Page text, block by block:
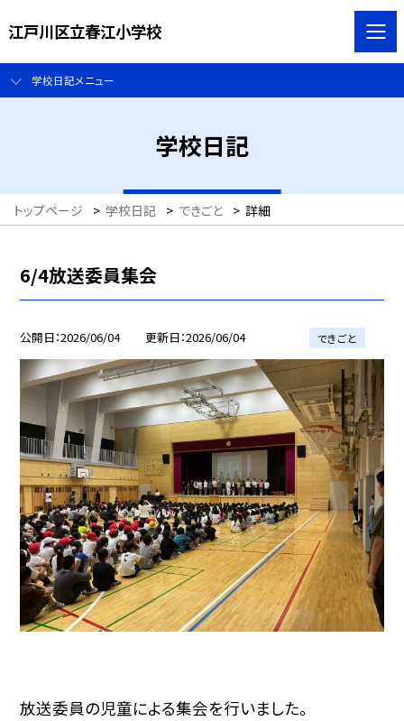
江戸川区立春江小学校
学校日記メニュー
学校日記
トップページ > 学校日記 > できごと > 詳細
6/4放送委員集会
公開日 2026/06/04 更新日 2026/06/04 できごと
放送委員の児童による集会を行いました。